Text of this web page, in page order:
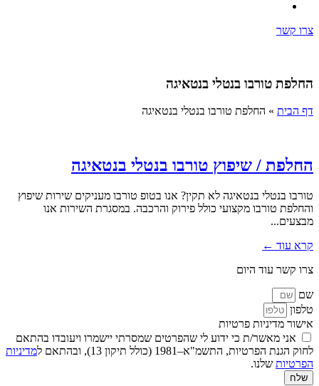
צרו קשר
החלפת טורבו בנטלי בנטאיגה
דף הבית » החלפת טורבו בנטלי בנטאיגה
החלפת / שיפוץ טורבו בנטלי בנטאיגה
טורבו בנטלי בנטאיגה לא תקין? אנו בטופ טורבו מעניקים שירות שיפוץ
והחלפת טורבו מקצועי כולל פירוק והרכבה. במסגרת השירות אנו
מבצעים...
קרא עוד ←
צרו קשר עוד היום
שם
טלפון
אישור מדיניות פרטיות
אני מאשר/ת כי ידוע לי שהפרטים שמסרתי יישמרו ויעובדו בהתאם
לחוק הגנת הפרטיות, התשמ"א–1981 (כולל תיקון 13), ובהתאם ל
מדיניות
הפרטיות שלנו.
שלח